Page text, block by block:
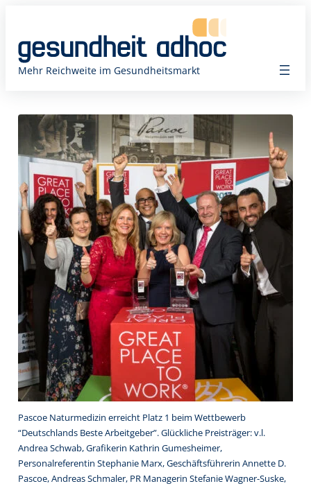
springen
Mehr Reichweite im Gesundheitsmarkt
Pascoe Naturmedizin erreicht Platz 1 beim Wettbewerb
“Deutschlands Beste Arbeitgeber”. Glückliche Preisträger: v.l.
Andrea Schwab, Grafikerin Kathrin Gumesheimer,
Personalreferentin Stephanie Marx, Geschäftsführerin Annette D.
Pascoe, Andreas Schmaler, PR Managerin Stefanie Wagner-Suske,